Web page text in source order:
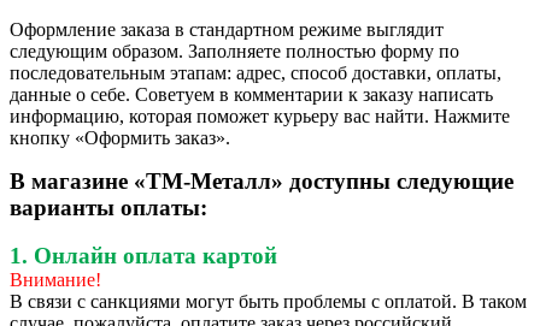
Оформление заказа в стандартном режиме выглядит
следующим образом. Заполняете полностью форму по
последовательным этапам: адрес, способ доставки, оплаты,
данные о себе. Советуем в комментарии к заказу написать
информацию, которая поможет курьеру вас найти. Нажмите
кнопку «Оформить заказ».
В магазине «ТМ-Металл» доступны следующие
варианты оплаты:
1. Онлайн оплата картой
Внимание!
В связи с санкциями могут быть проблемы с оплатой. В таком